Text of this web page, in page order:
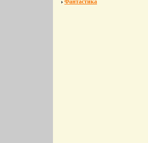
Фантастика